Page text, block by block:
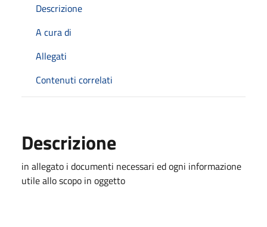
Descrizione
A cura di
Allegati
Contenuti correlati
Descrizione
in allegato i documenti necessari ed ogni informazione
utile allo scopo in oggetto